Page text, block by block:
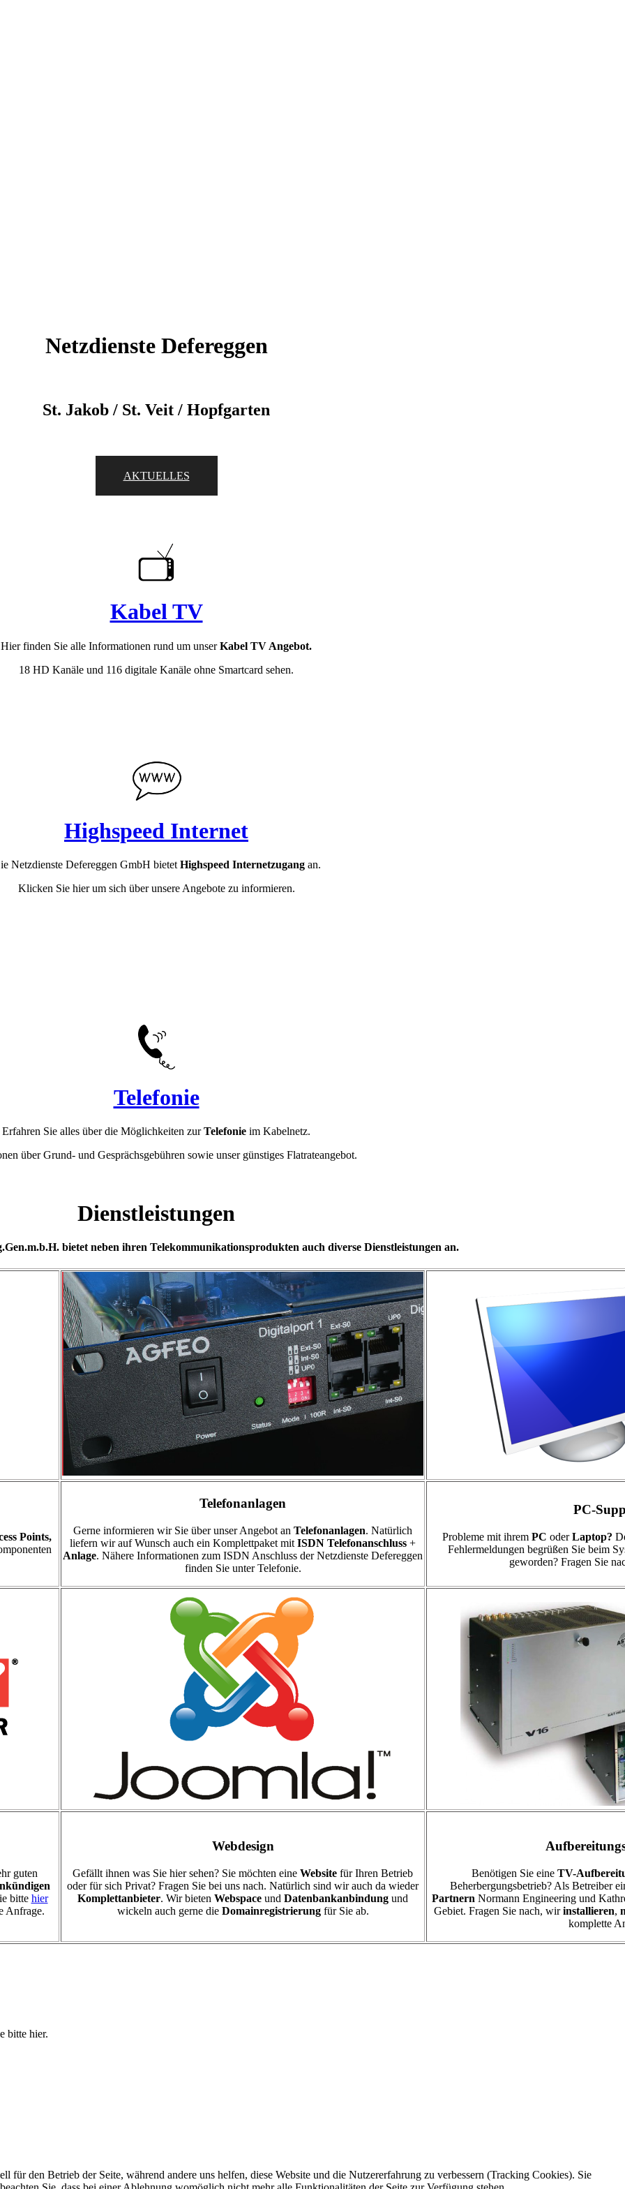
Netzdienste Defereggen
St. Jakob / St. Veit / Hopfgarten
AKTUELLES
Kabel TV
Hier finden Sie alle Informationen rund um unserKabel TV Angebot.
18 HD Kanäle und 116 digitale Kanäle ohne Smartcard sehen.
Highspeed Internet
Netzdienste Defereggen GmbH bietetHighspeed Internetzugangan.
Klicken Sie hier um sich über unsere Angebote zu informieren.
Telefonie
Erfahren Sie alles über die Möglichkeiten zurTelefonie im Kabelnetz.
über Grund- und Gesprächsgebühren sowie unser günstiges Flatrateangebot.
Dienstleistungen
bietet neben ihren Telekommunikationsprodukten auch diverse Dienstleistungen an.
Points,
Telefonanlagen
Gerne informieren wir Sie über unser Angebot an Telefonanlagen. Natürlich
liefern wir auf Wunsch auch ein Komplettpaket mit ISDN Telefonanschluss +
Anlage. Nähere Informationen zum ISDN Anschluss der Netzdienste Defereggen
finden Sie unter Telefonie.
PC-
Probleme mit ihrem PC oderLaptop?
Fehlermeldungen begrüßen Sie beim
geworden? Fragen Sie
guten
bitte hier
Anfrage.
Webdesign
Gefällt ihnen was Sie hier sehen? Sie möchten eine Website für Ihren Betrieb
oder für sich Privat? Fragen Sie bei uns nach. Natürlich sind wir auch da wieder
Komplettanbieter. Wir bieten Webspace und Datenbankanbindung und
wickeln auch gerne die Domainregistrierungfür Sie ab.
Benötigen Sie eine TV-
Beherbergungsbetrieb? Als Betreiber
Partnern Normann Engineering und
Gebiet. Fragen Sie nach, wirinstallieren,
komplette
bitte hier.
für den Betrieb der Seite, während andere uns helfen, diese Website und die Nutzererfahrung zu verbessern (Tracking Cookies). Sie